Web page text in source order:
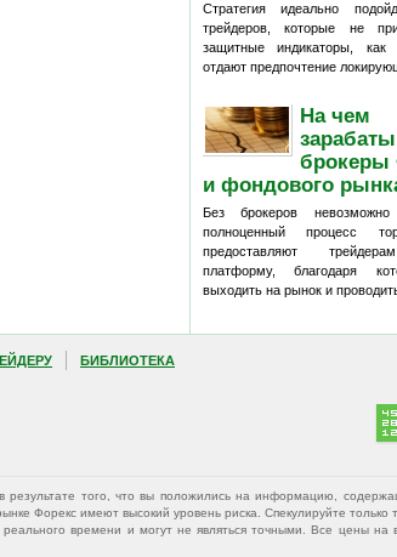
Стратегия идеально
трейдеров, которые не
защитные индикаторы, как
отдают предпочтение
На чем
брокеры
и фондового
Без брокеров невозможно
полноценный процесс
предоставляют
платформу, благодаря
выходить на рынок и
БИБЛИОТЕКА
результате того, что вы положились на информацию,
Форекс имеют высокий уровень риска. Спекулируйте только
времени и могут не являться точными. Все цены на